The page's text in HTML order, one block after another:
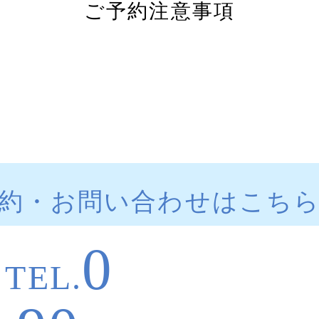
ご予約注意事項
・お問い合わせはこち
TEL.0